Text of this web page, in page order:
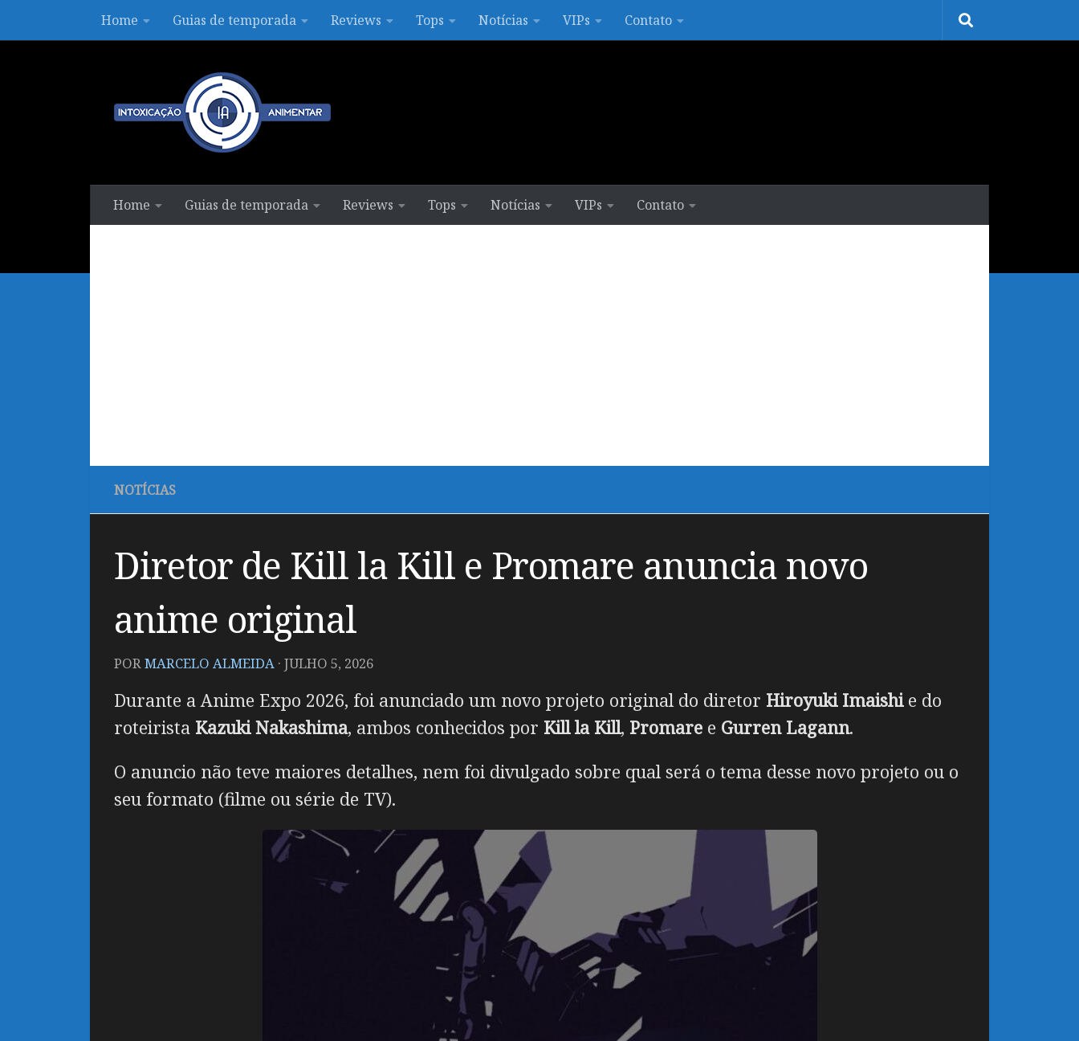
Skip to contentHome Guias de temporada Reviews Tops Notícias VIPs Contato
Home Guias de temporada Reviews Tops Notícias VIPs Contato
NOTÍCIAS
Diretor de Kill la Kill e Promare anuncia novo
anime original
PORMARCELO ALMEIDA · JULHO 5, 2026
Durante a Anime Expo 2026, foi anunciado um novo projeto original do diretor Hiroyuki Imaishie do
roteirista Kazuki Nakashima, ambos conhecidos por Kill la Kill, Promare e Gurren Lagann.
O anuncio não teve maiores detalhes, nem foi divulgado sobre qual será o tema desse novo projeto ou o
seu formato (filme ou série de TV).